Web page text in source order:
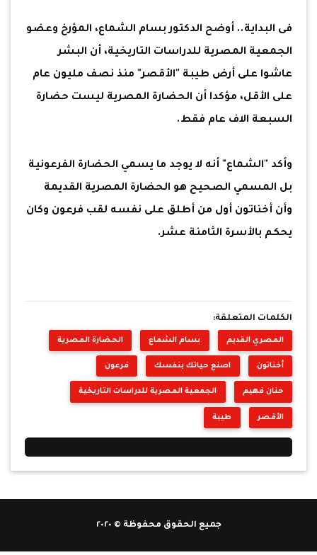
فى البداية.. أوضح الدكتور بسام الشماع، المؤرخ وعضو
الجمعية المصرية للدراسات التاريخية، أن البشر
عاشوا على أرض طيبة "الأقصر" منذ نصف مليون عام
على الأقل، مؤكدا أن الحضارة المصرية ليست حضارة
السبعة الاف عام فقط.
وأكد "الشماع" أنه لا يوجد ما يسمي الحضارة الفرعونية
بل المسمي الصحيح هو الحضارة المصرية القديمة
وأن أخناتون أول من أطلق على نفسه لقب فرعون وكان
يحكم بالأسرة الثامنة عشر.
الكلمات المتعلقة:
المصري القديم بسام الشماع الحضارة المصرية
أخناتون اصنع حياتك بنفسك فرعون
حنان فهيم الجمعية المصرية للدراسات التاريخية
الأقصر طيبة
جميع الحقوق محفوظة © ٢٠٢٠